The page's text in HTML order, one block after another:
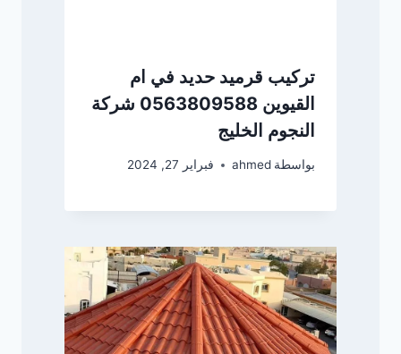
تركيب قرميد حديد في ام
القيوين 0563809588 شركة
النجوم الخليج
بواسطة ahmed فبراير 27, 2024